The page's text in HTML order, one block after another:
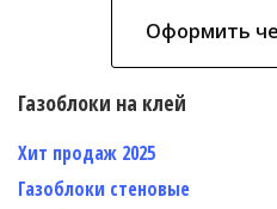
Оформить
Газоблоки на клей
Хит продаж 2025
Газоблоки стеновые